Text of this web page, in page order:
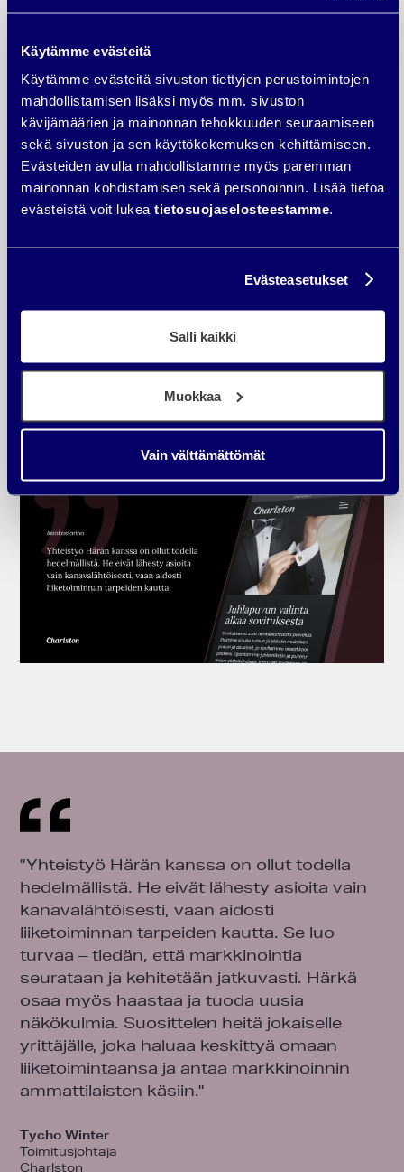
Käytämme evästeitä
Käytämme evästeitä sivuston tiettyjen perustoimintojen
mahdollistamisen lisäksi myös mm. sivuston
kävijämäärien ja mainonnan tehokkuuden seuraamiseen
sekä sivuston ja sen käyttökokemuksen kehittämiseen.
Evästeiden avulla mahdollistamme myös paremman
mainonnan kohdistamisen sekä personoinnin. Lisää tietoa
evästeistä voit lukea tietosuojaselosteestamme.
Evästeasetukset
Salli kaikki
Muokkaa
Vain välttämättömät
Verkkosivut kuntoon ja oikea
digimarkkinoinnin avulla
Sivuston ylläpitoa, kehitystä ja Google-mainontaa oli tehty
aiemmin itse, mutta muun liiketoiminnan pyörittämisen ohessa
täyttä potentiaalia näistä ei kuitenkaan saatu irti. Sininen Härkä
ymmärtämisestä – ei yksittäisten kanavien takomisesta.
– Uusi verkkosivusto: yhtenäinen, visuaalisesti houkutteleva ja
– Brändiuudistus: Frakki.fi → Charlston, joka viestii paremmin
– SEO, analytiikka ja GDPR laitettiin kuntoon.
– Markkinointi suunnitelmalliseksi: budjetin ja toimenpiteiden
jaksotus sesonkien ja tuotekategorioiden mukaan.
"Yhteistyö Härän kanssa on ollut todella
hedelmällistä. He eivät lähesty asioita vain
kanavalähtöisesti, vaan aidosti
liiketoiminnan tarpeiden kautta. Se luo
turvaa – tiedän, että markkinointia
seurataan ja kehitetään jatkuvasti. Härkä
osaa myös haastaa ja tuoda uusia
näkökulmia. Suosittelen heitä jokaiselle
yrittäjälle, joka haluaa keskittyä omaan
liiketoimintaansa ja antaa markkinoinnin
ammattilaisten käsiin."
Tycho Winter
Toimitusjohtaja
Charlston